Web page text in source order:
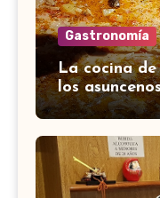
Gastronomía
La cocina
los